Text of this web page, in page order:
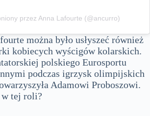
przez Anna Lafourte (@ancurro)
można było usłyszeć również
kobiecych wyścigów kolarskich.
polskiego Eurosportu
podczas igrzysk olimpijskich
Adamowi Proboszowi.
w tej roli?